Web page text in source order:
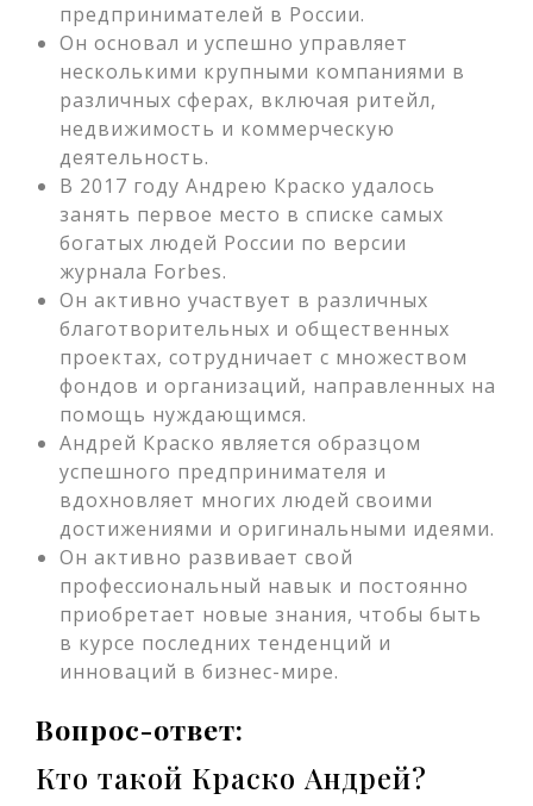
предпринимателей в России.
Он основал и успешно управляет
несколькими крупными компаниями в
различных сферах, включая ритейл,
недвижимость и коммерческую
деятельность.
В 2017 году Андрею Краско удалось
занять первое место в списке самых
богатых людей России по версии
журнала Forbes.
Он активно участвует в различных
благотворительных и общественных
проектах, сотрудничает с множеством
фондов и организаций, направленных на
помощь нуждающимся.
Андрей Краско является образцом
успешного предпринимателя и
вдохновляет многих людей своими
достижениями и оригинальными идеями.
Он активно развивает свой
профессиональный навык и постоянно
приобретает новые знания, чтобы быть
в курсе последних тенденций и
инноваций в бизнес-мире.
Вопрос-ответ:
Кто такой Краско Андрей?